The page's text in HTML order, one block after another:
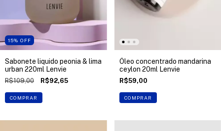
15% OFF
Sabonete liquido peonia & lima
urban 220ml Lenvie
R$109,00 R$92,65
COMPRAR
Óleo concentrado mandarina
ceylon 20ml Lenvie
R$59,00
COMPRAR